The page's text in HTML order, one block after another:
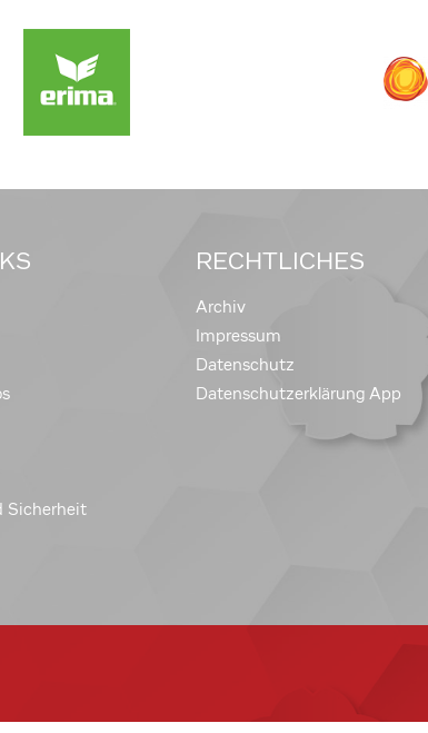
Sicherheit
RECHTLICHES
Archiv
Impressum
Datenschutz
Datenschutzerklärung App